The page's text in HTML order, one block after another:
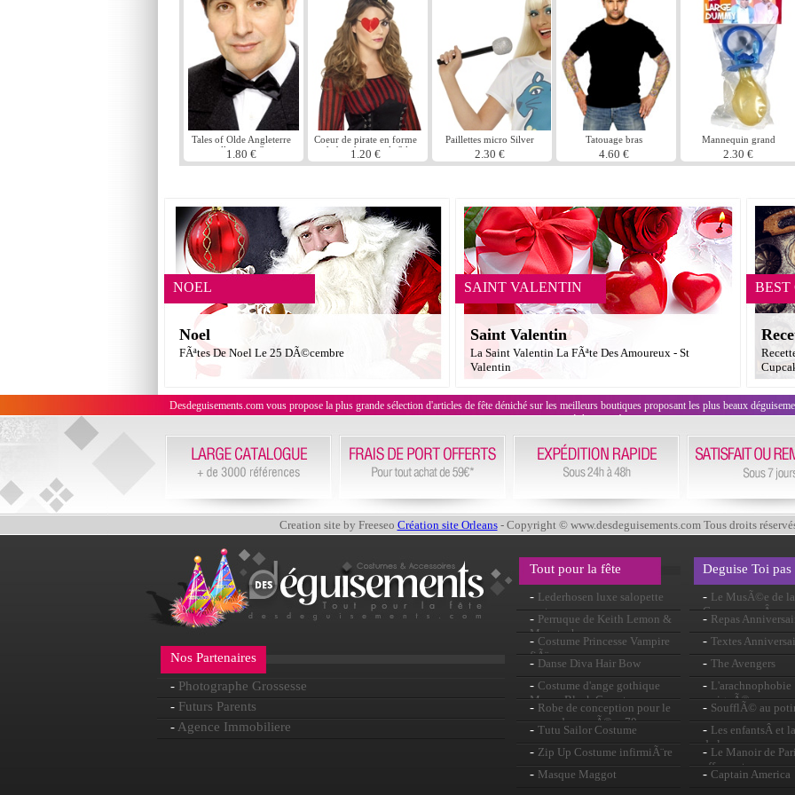
Tales of Olde Angleterre
papillon noir Satin
1.80 €
Coeur de pirate en forme
de bandeau sur le ?il
1.20 €
Paillettes micro Silver
2.30 €
Tatouage bras
4.60 €
Mannequin grand
2.30 €
NOEL
Noel
FÃªtes De Noel Le 25 DÃ©cembre
SAINT VALENTIN
Saint Valentin
La Saint Valentin La FÃªte Des Amoureux - St
Valentin
BEST
Desdeguisements.com vous propose la plus grande sélection d'articles de fête déniché sur les meilleurs boutiques proposant les plus beaux
évènement !
Creation site by Freeseo Création site Orleans- Copyright © www.desdeguisements.com Tous droits
Nos Partenaires
- Photographe Grossesse
- Futurs Parents
- Agence Immobiliere
Tout pour la fête
- Lederhosen luxe salopette
vert
- Perruque de Keith Lemon &
Moustache
- Costume Princesse Vampire
fiÃ¨vre
- Danse Diva Hair Bow
- Costume d'ange gothique
Manor Black Cemetery
- Robe de conception pour le
coeur des annÃ©es 70
- Tutu Sailor Costume
- Zip Up Costume infirmiÃ¨re
- Masque Maggot
Deguise Toi pas
- Le MusÃ©e de
CarcassonneÂ :
historiqueÂ !
- Repas
- Textes
- The Avengers
- L'arachnophobie
araignÃ©es
- SoufflÃ© au
- Les enfantsÂ et
de la peur
- Le Manoir de
effrayante
- Captain America